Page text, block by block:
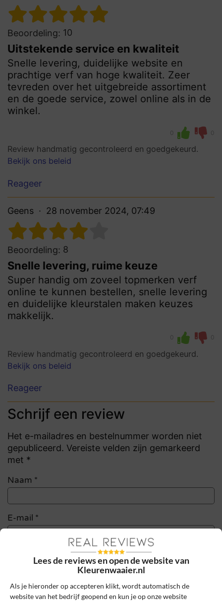
Beoordeling: 10
Uitstekende service en kwaliteit
Snelle levering, duidelijke website en
prachtige verf van hoge kwaliteit. Zeer
tevreden over het uitgebreide assortiment
en de goede service, zowel online als in de
winkel.
0 0
Review handmatig gecontroleerd en goedgekeurd.
Bekijk ons beleid
Reageer
Geens 28 november 2024, 07:49
Beoordeling: 8
Snelle levering, ruime keuze
Super handig om zoveel topmerken verf
online te kunnen bestellen, snelle levering
en duidelijke kleurstalen maken keuzes
makkelijk.
0 0
Review handmatig gecontroleerd en goedgekeurd.
Bekijk ons beleid
Reageer
Schrijf een review
Het e-mailadres en bestelnummer worden niet
gepubliceerd. Vereiste velden zijn gemarkeerd
met *
Naam *
E-mail *
Bestelnummer
Review Titel *
Lees de reviews en open de website van
Kleurenwaaier.nl
Als je hieronder op accepteren klikt, wordt automatisch de
website van het bedrijf geopend en kun je op onze website